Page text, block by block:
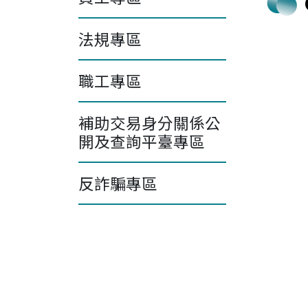
法規專區
職工專區
補助交易身分關係公
開及查詢平臺專區
反詐騙專區